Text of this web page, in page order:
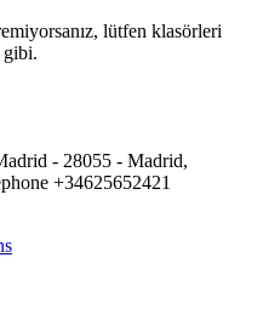
lütfen klasörleri
gibi.
- 28055 - Madrid,
+34625652421